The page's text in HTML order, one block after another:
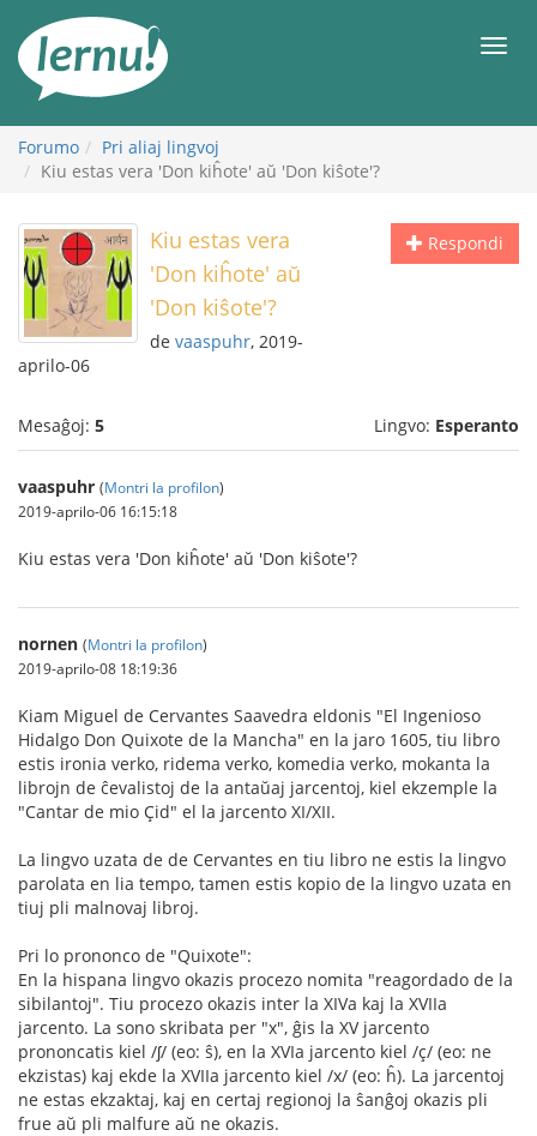
enhavo
Forumo
Pri aliaj lingvoj
Kiu estas vera 'Don kiĥote' aŭ 'Don kiŝote'?
Respondi
Kiu estas vera
'Don kiĥote' aŭ
'Don kiŝote'?
de vaaspuhr, 2019-
aprilo-06
Mesaĝoj: 5 Lingvo: Esperanto
vaaspuhr (Montri la profilon)
2019-aprilo-06 16:15:18
Kiu estas vera 'Don kiĥote' aŭ 'Don kiŝote'?
nornen (Montri la profilon)
2019-aprilo-08 18:19:36
Kiam Miguel de Cervantes Saavedra eldonis "El Ingenioso
Hidalgo Don Quixote de la Mancha" en la jaro 1605, tiu libro
estis ironia verko, ridema verko, komedia verko, mokanta la
librojn de ĉevalistoj de la antaŭaj jarcentoj, kiel ekzemple la
"Cantar de mio Çid" el la jarcento XI/XII.
La lingvo uzata de de Cervantes en tiu libro ne estis la lingvo
parolata en lia tempo, tamen estis kopio de la lingvo uzata en
tiuj pli malnovaj libroj.
Pri lo prononco de "Quixote":
En la hispana lingvo okazis procezo nomita "reagordado de la
sibilantoj". Tiu procezo okazis inter la XIVa kaj la XVIIa
jarcento. La sono skribata per "x", ĝis la XV jarcento
prononcatis kiel /ʃ/ (eo: ŝ), en la XVIa jarcento kiel /ç/ (eo: ne
ekzistas) kaj ekde la XVIIa jarcento kiel /x/ (eo: ĥ). La jarcentoj
ne estas ekzaktaj, kaj en certaj regionoj la ŝanĝoj okazis pli
frue aŭ pli malfure aŭ ne okazis.